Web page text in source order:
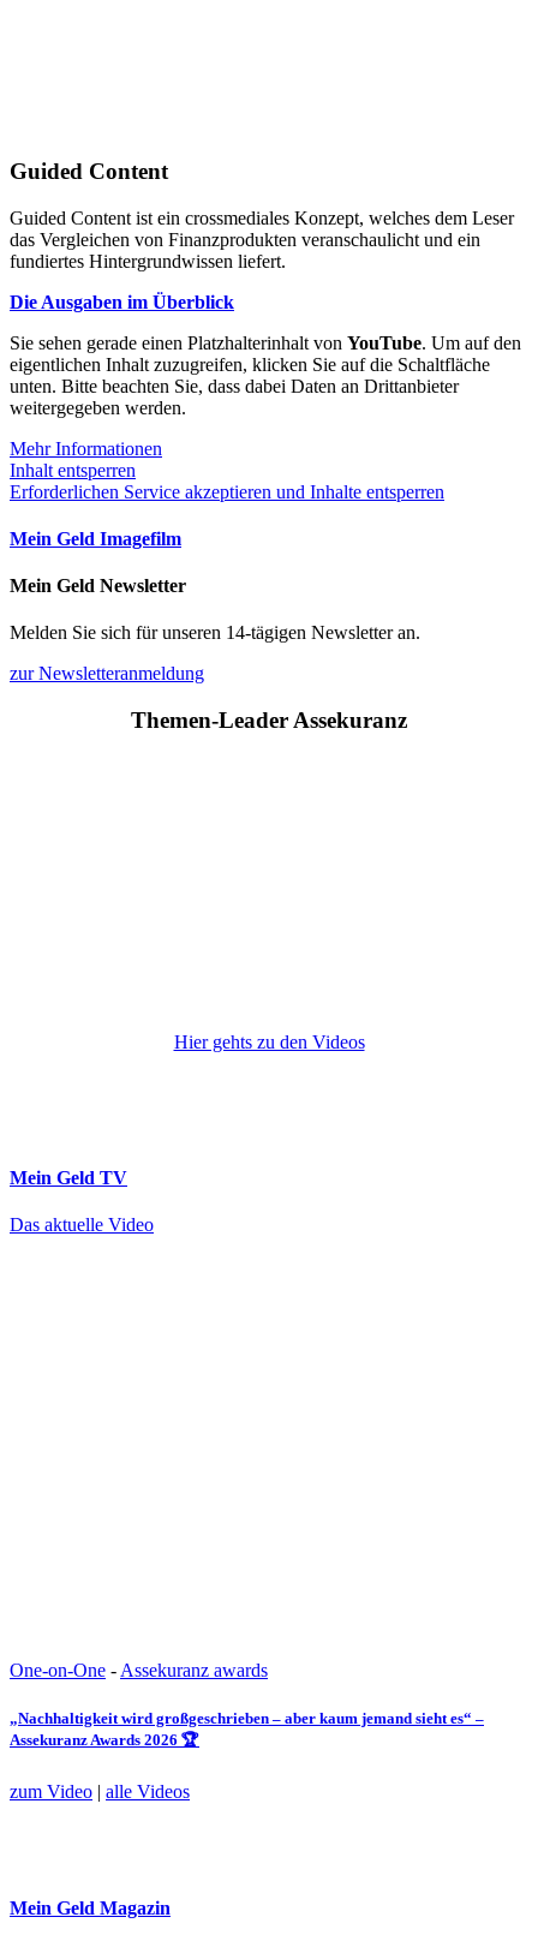
Guided Content
Guided Content ist ein crossmediales Konzept, welches dem Leser
das Vergleichen von Finanzprodukten veranschaulicht und ein
fundiertes Hintergrundwissen liefert.
Die Ausgaben im Überblick
Sie sehen gerade einen Platzhalterinhalt von YouTube. Um auf den
eigentlichen Inhalt zuzugreifen, klicken Sie auf die Schaltfläche
unten. Bitte beachten Sie, dass dabei Daten an Drittanbieter
weitergegeben werden.
Mehr Informationen
Inhalt entsperren
Erforderlichen Service akzeptieren und Inhalte entsperren
Mein Geld Imagefilm
Mein Geld Newsletter
Melden Sie sich für unseren 14-tägigen Newsletter an.
zur Newsletteranmeldung
Themen-Leader Assekuranz
Hier gehts zu den Videos
Mein Geld TV
Das aktuelle Video
One-on-One -Assekuranz awards
„Nachhaltigkeit wird großgeschrieben – aber kaum jemand sieht es“ –
Assekuranz Awards 2026 🏆
zum Video | alle Videos
Mein Geld Magazin